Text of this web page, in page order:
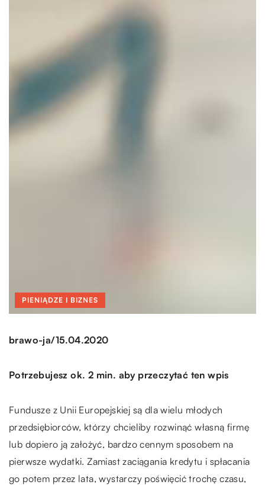
PIENIĄDZE I BIZNES
brawo-ja/15.04.2020
Potrzebujesz ok. 2 min. aby przeczytać ten wpis
Fundusze z Unii Europejskiej są dla wielu młodych
przedsiębiorców, którzy chcieliby rozwinąć własną firmę
lub dopiero ją założyć, bardzo cennym sposobem na
pierwsze wydatki. Zamiast zaciągania kredytu i spłacania
go potem przez lata, wystarczy poświęcić trochę czasu,